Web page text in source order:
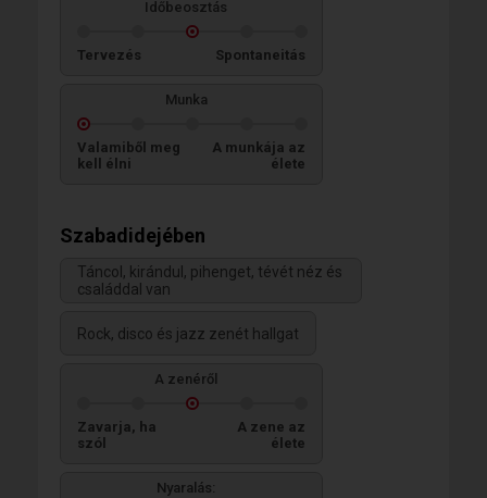
Időbeosztás
Tervezés Spontaneitás
Munka
Valamiből meg
kell élni
A munkája az
élete
Szabadidejében
Táncol, kirándul, pihenget, tévét néz és
családdal van
Rock, disco és jazz zenét hallgat
A zenéről
Zavarja, ha
szól
A zene az
élete
Nyaralás: